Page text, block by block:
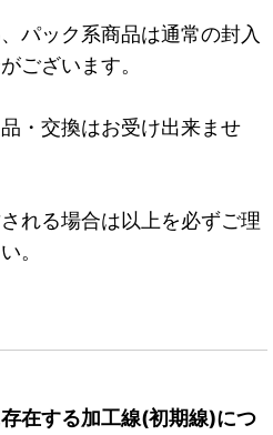
パック系商品は通常の封入
ございます。
・交換はお受け出来ませ
れる場合は以上を必ずご理
。
在する加工線(初期線)につ